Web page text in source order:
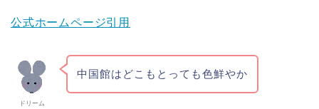
公式ホームページ引用
ドリーム
中国館はどこもとっても色鮮やか